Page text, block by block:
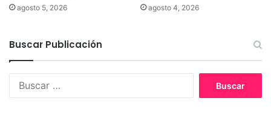
c
l
n
agosto 5, 2026 agosto 4, 2026
Buscar Publicación